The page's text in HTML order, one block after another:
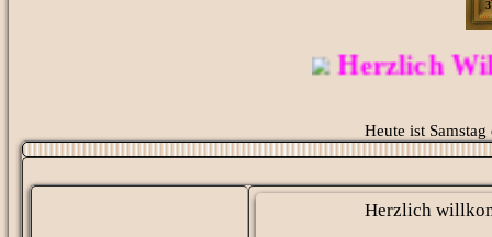
Herzlich
Heute ist
Herzlich